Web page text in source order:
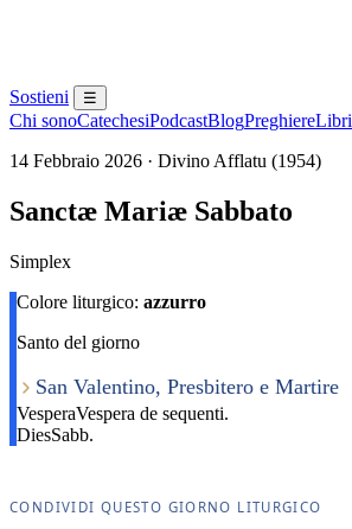
Sostieni ☰
Chi sonoCatechesiPodcastBlogPreghiereLibri
14 Febbraio 2026 · Divino Afflatu (1954)
Sanctæ Mariæ Sabbato
Simplex
Colore liturgico: azzurro
Santo del giorno
San Valentino, Presbitero e Martire
VesperaVespera de sequenti.
DiesSabb.
CONDIVIDI QUESTO GIORNO LITURGICO